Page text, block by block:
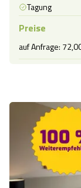
Tagung
Preise
auf Anfrage: